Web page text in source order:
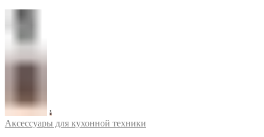
Аксессуары для кухонной техники